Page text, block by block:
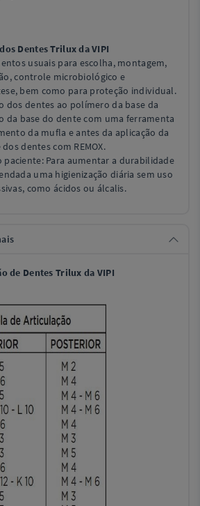
Dentes Trilux da VIPI
usuais para escolha, montagem,
controle microbiológico e
bem como para proteção individual.
dos dentes ao polímero da base da
da base do dente com uma ferramenta
da mufla e antes da aplicação da
dentes com REMOX.
paciente: Para aumentar a durabilidade
uma higienização diária sem uso
como ácidos ou álcalis.
de Dentes Trilux da VIPI